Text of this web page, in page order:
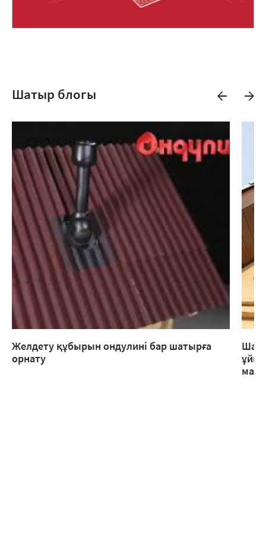
Шатыр блогы
Желдету құбырын ондулині бар шатырға
орнату